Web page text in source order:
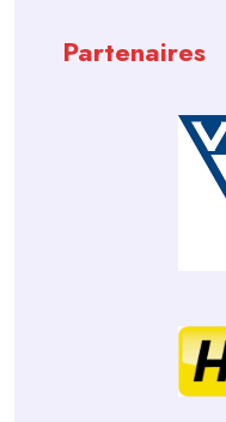
Partenaires